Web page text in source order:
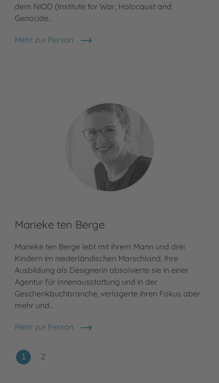
dem NIOD (Institute for War, Holocaust and
Genocide…
Mehr zur Person
Eva Moraal
Marieke ten Berge
Marieke ten Berge lebt mit ihrem Mann und drei
Kindern im niederländischen Marschland. Ihre
Ausbildung als Designerin absolvierte sie in einer
Agentur für Innenausstattung und in der
Geschenkbuchbranche, verlagerte ihren Fokus aber
mehr und…
Mehr zur Person
Marieke ten Berge